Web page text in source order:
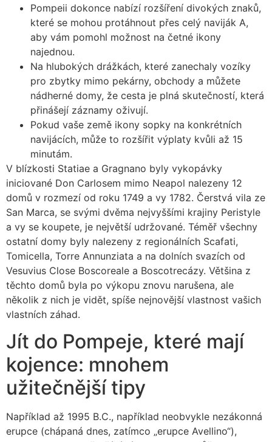
Pompeii dokonce nabízí rozšíření divokých znaků,
které se mohou protáhnout přes celý naviják A,
aby vám pomohl možnost na četné ikony
najednou.
Na hlubokých drážkách, které zanechaly vozíky
pro zbytky mimo pekárny, obchody a můžete
nádherné domy, že cesta je plná skutečností, která
přinášejí záznamy oživují.
Pokud vaše země ikony sopky na konkrétních
navijácích, může to rozšířit výplaty kvůli až 15
minutám.
V blízkosti Statiae a Gragnano byly vykopávky
iniciované Don Carlosem mimo Neapol nalezeny 12
domů v rozmezí od roku 1749 a vy 1782. Čerstvá vila ze
San Marca, se svými dvěma nejvyššími krajiny Peristyle
a vy se koupete, je největší udržované. Téměř všechny
ostatní domy byly nalezeny z regionálních Scafati,
Tomicella, Torre Annunziata a na dolních svazích od
Vesuvius Close Boscoreale a Boscotrecázy. Většina z
těchto domů byla po výkopu znovu narušena, ale
několik z nich je vidět, spíše nejnovější vlastnost vašich
vlastních záhad.
Jít do Pompeje, které mají
kojence: mnohem
užitečnější tipy
Například až 1995 B.C., například neobvykle nezákonná
erupce (chápaná dnes, zatímco „erupce Avellino“),